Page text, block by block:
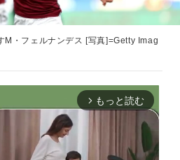
M・フェルナンデス [写真]=Getty Imag
arrow_forward_ios もっと読む